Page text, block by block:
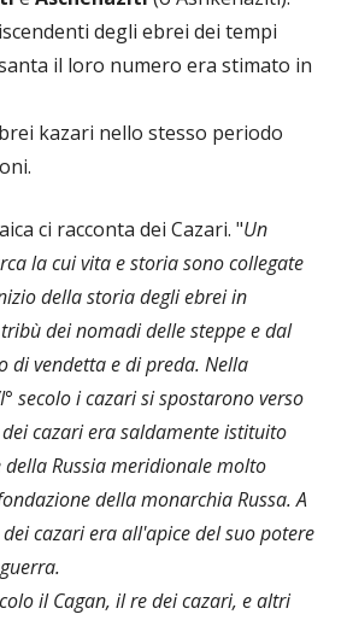
degli ebrei dei tempi
il loro numero era stimato in
kazari nello stesso periodo
ci racconta dei Cazari. "Un
la cui vita e storia sono collegate
della storia degli ebrei in
dei nomadi delle steppe e dal
di vendetta e di preda. Nella
secolo i cazari si spostarono verso
cazari era saldamente istituito
Russia meridionale molto
della monarchia Russa. A
cazari era all'apice del suo potere
il Cagan, il re dei cazari, e altri